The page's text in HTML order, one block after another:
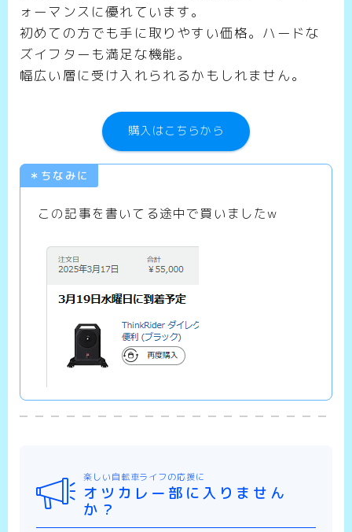
ォーマンスに優れています。
初めての方でも手に取りやすい価格。ハードな
ズイフターも満足な機能。
幅広い層に受け入れられるかもしれません。
購入はこちらから
＊ちなみに
この記事を書いてる途中で買いましたw
楽しい自転車ライフの応援に
オツカレー部に入りません
か？